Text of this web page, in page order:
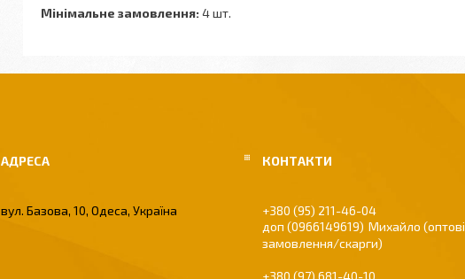
Мінімальне замовлення: 4 шт.
вул. Базова, 10, Одеса, Україна
+380 (95) 211-46-04
0966149619
Михайло (оптові
замовлення/скарги)
+380 (97) 681-40-10